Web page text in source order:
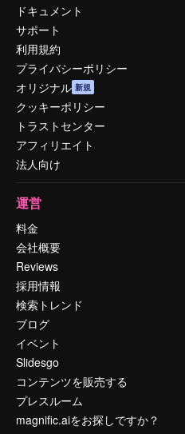
ドキュメント
サポート
利用規約
プライバシーポリシー
オリジナル 新規
クッキーポリシー
トラストセンター
アフィリエイト
法人向け
運営
料金
会社概要
Reviews
採用情報
検索トレンド
ブログ
イベント
Slidesgo
コンテンツを販売する
プレスルーム
magnific.aiをお探しですか？